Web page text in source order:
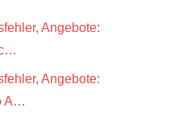
Angebote:
Angebote:
A…